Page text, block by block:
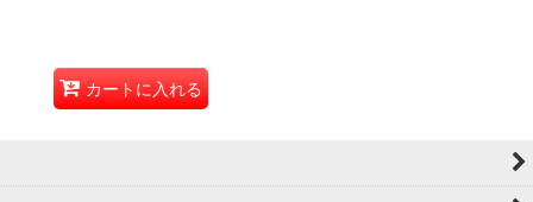
カートに入れる